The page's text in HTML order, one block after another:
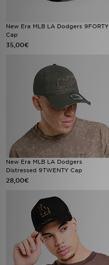
New Era MLB LA Dodgers 9FORTY
Cap
35,00€
New Era MLB LA Dodgers
Distressed 9TWENTY Cap
28,00€